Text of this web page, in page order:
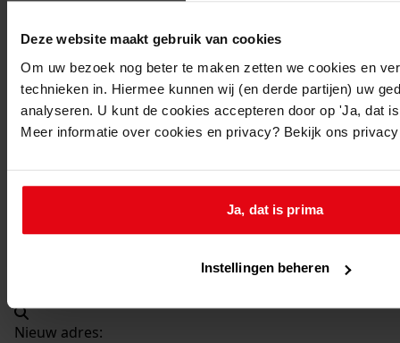
Deze website maakt gebruik van cookies
Om uw bezoek nog beter te maken zetten we cookies en
technieken in. Hiermee kunnen wij (en derde partijen) uw
analyseren. U kunt de cookies accepteren door op 'Ja, dat
Meer informatie over cookies en privacy? Bekijk ons
Ja, dat is prima
Instellingen beheren
3304Het aanbrengen van een luifel aan de kantine,
1989
Datering:
1989
Beschrijving:
Het aanbrengen van een luifel aan de kantine
Datum vergunning:
Nieuw adres: